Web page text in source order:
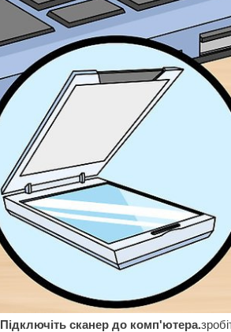
Підключіть сканер до комп'ютера.